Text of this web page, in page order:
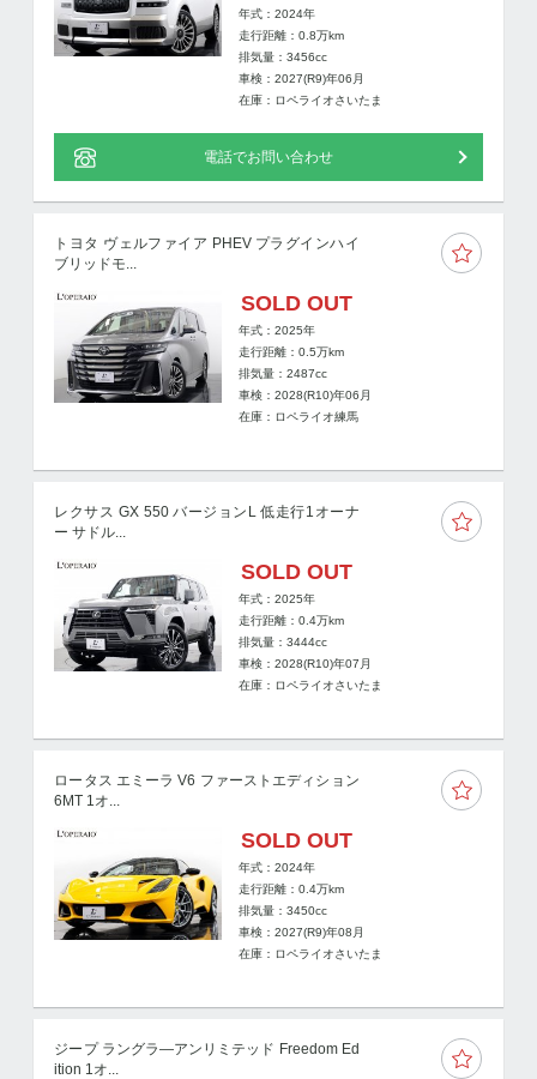
年式：2024年
走行距離：0.8万km
排気量：3456cc
車検：2027(R9)年06月
在庫：ロペライオさいたま
電話でお問い合わせ
トヨタ ヴェルファイア PHEV プラグインハイ
ブリッドモ...
SOLD OUT
年式：2025年
走行距離：0.5万km
排気量：2487cc
車検：2028(R10)年06月
在庫：ロペライオ練馬
レクサス GX 550 バージョンL 低走行1オーナ
ー サドル...
SOLD OUT
年式：2025年
走行距離：0.4万km
排気量：3444cc
車検：2028(R10)年07月
在庫：ロペライオさいたま
ロータス エミーラ V6 ファーストエディション
6MT 1オ...
SOLD OUT
年式：2024年
走行距離：0.4万km
排気量：3450cc
車検：2027(R9)年08月
在庫：ロペライオさいたま
ジープ ラングラ―アンリミテッド Freedom Ed
ition 1オ...